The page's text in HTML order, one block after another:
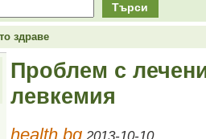
Търси
здраве
Проблем с
левкемия
health.bg